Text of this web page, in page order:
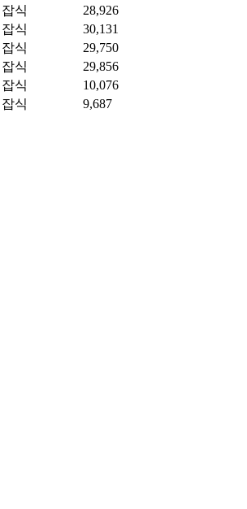
잡식
28,926
잡식
30,131
잡식
29,750
잡식
29,856
잡식
10,076
잡식 9,687